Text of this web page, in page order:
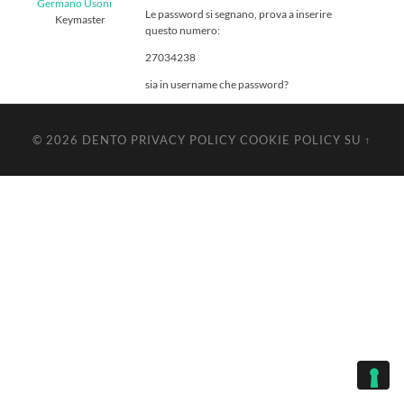
Germano Usoni
Keymaster
Le password si segnano, prova a inserire
questo numero:
27034238
sia in username che password?
© 2026 DENTO PRIVACY POLICY COOKIE POLICY SU ↑